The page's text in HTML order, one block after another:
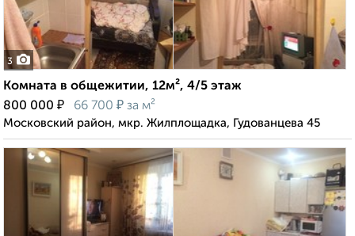
3
Комната в общежитии, 12м², 4/5 этаж
800 000 ₽ 66 700 ₽ за м²
Московский район, мкр. Жилплощадка, Гудованцева 45